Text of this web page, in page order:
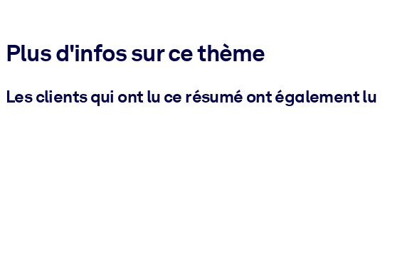
Plus d'infos sur ce thème
Les clients qui ont lu ce résumé ont également lu